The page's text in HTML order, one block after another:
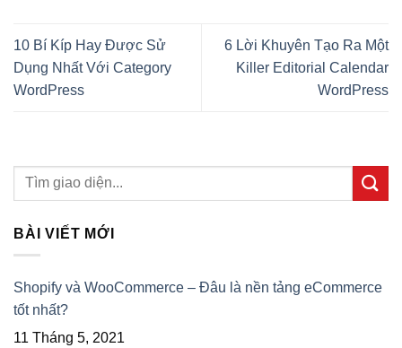
10 Bí Kíp Hay Được Sử
Dụng Nhất Với Category
WordPress
6 Lời Khuyên Tạo Ra Một
Killer Editorial Calendar
WordPress
BÀI VIẾT MỚI
Shopify và WooCommerce – Đâu là nền tảng eCommerce
tốt nhất?
11 Tháng 5, 2021